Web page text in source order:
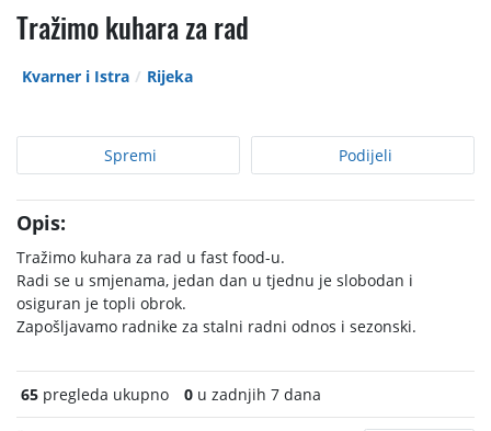
Tražimo kuhara za rad
Kvarner i Istra Rijeka
Spremi Podijeli
Opis:
Tražimo kuhara za rad u fast food-u.
Radi se u smjenama, jedan dan u tjednu je slobodan i
osiguran je topli obrok.
Zapošljavamo radnike za stalni radni odnos i sezonski.
65 pregleda ukupno 0 u zadnjih 7 dana